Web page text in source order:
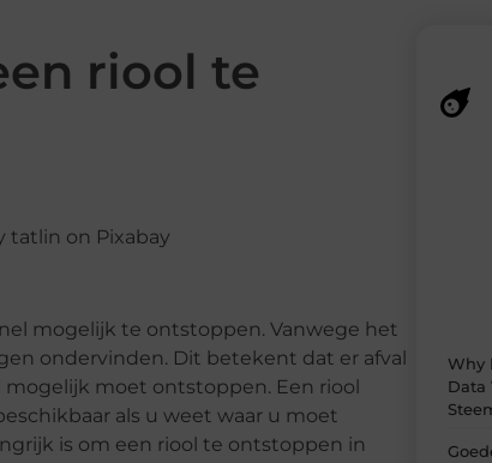
riool te
tatlin on Pixabay
mogelijk te ontstoppen. Vanwege het
ondervinden. Dit betekent dat er afval
mogelijk moet ontstoppen. Een riool
als u weet waar u moet
is om een riool te ontstoppen in
Why
Data